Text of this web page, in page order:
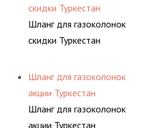
скидки Туркестан
Шланг для газоколонок
скидки Туркестан
Шланг для газоколонок
акции Туркестан
Шланг для газоколонок
акции Туркестан